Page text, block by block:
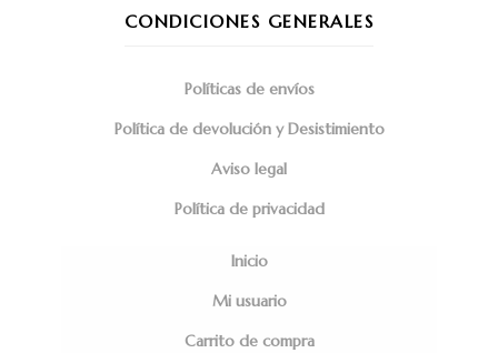
CONDICIONES GENERALES
Políticas de envíos
Política de devolución y Desistimiento
Aviso legal
Política de privacidad
Inicio
Mi usuario
Carrito de compra